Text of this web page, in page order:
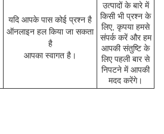
यदि आपके पास कोई प्रश्न है
ऑनलाइन हल किया जा सकता
है
आपका स्वागत है।
उत्पादों के बारे में
किसी भी प्रश्न के
लिए, कृपया हमसे
संपर्क करें और हम
आपकी संतुष्टि के
लिए पहली बार से
निपटने में आपकी
मदद करेंगे।